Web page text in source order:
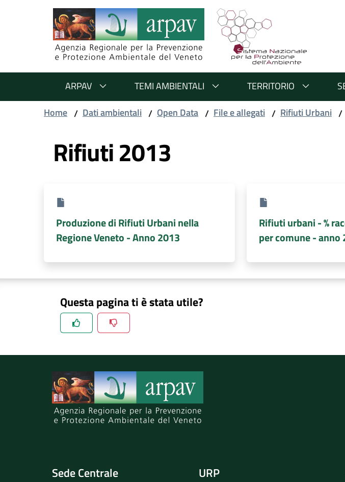
Salta al contenuto
Salta alla navigazione
Salta al footer
ARPAV TEMI AMBIENTALI TERRITORIO
Home / Dati ambientali / Open Data / File e allegati / Rifiuti Urbani /
Rifiuti 2013
Produzione di Rifiuti Urbani nella
Regione Veneto - Anno 2013
Rifiuti urbani - %
per comune - anno
Questa pagina ti è stata utile?
Spiegaci perchè, e aiutaci a migliorare il servizio
Sede Centrale URP